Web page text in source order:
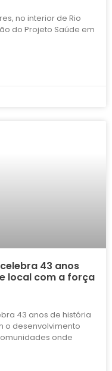
no interior de Rio
do Projeto Saúde em
43 anos
local com a força
43 anos de história
o desenvolvimento
onde